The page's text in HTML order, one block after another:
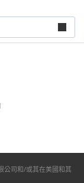
公司和/或其在美國和其